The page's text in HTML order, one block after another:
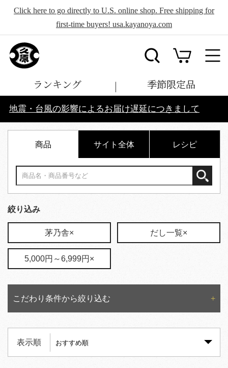
Click here to go directly to U.S. online shop. Free shipping for
first-time buyers! usa.kayanoya.com
ランキング 季節限定品
地震・台風の影響によるお届け遅延につきまして
商品 サイト全体 レシピ
絞り込み
茅乃舎× だし一覧×
5,000円～6,999円×
こだわり条件から絞り込む
表示順